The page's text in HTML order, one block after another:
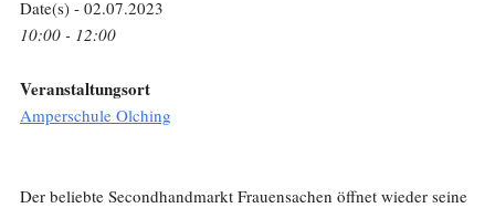
Date(s) - 02.07.2023
10:00 - 12:00
Veranstaltungsort
Amperschule Olching
Der beliebte Secondhandmarkt Frauensachen öffnet wieder seine